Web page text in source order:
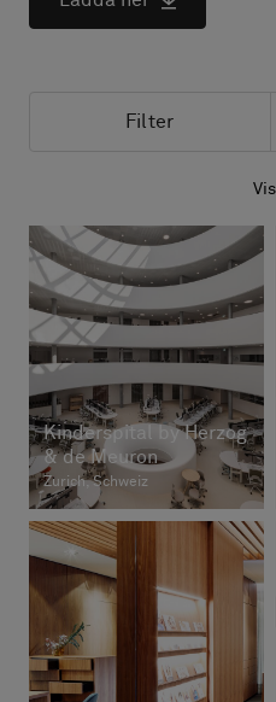
Filter
Namn
Kinderspital by Herzog
& de Meuron
Zurich, Schweiz